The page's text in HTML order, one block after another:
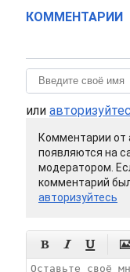
КОММЕНТАРИИ
или
Комментарии от
появляются на
модератором.
комментарий
авторизуйтесь
  